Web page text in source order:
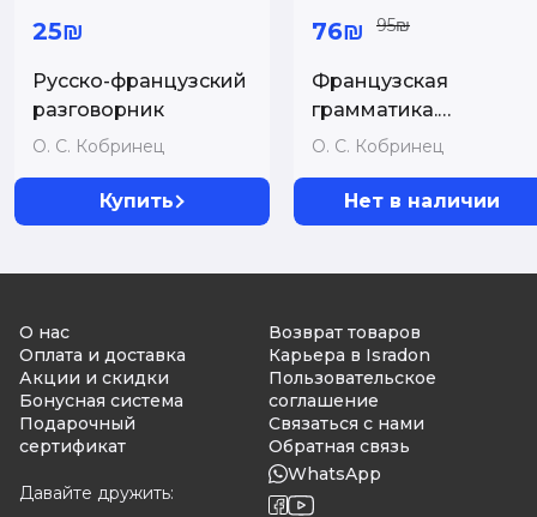
25₪
Русско-французский
разговорник
О. С. Кобринец
Купить
76₪ 95₪
Французская
грамматика.
Упражнения для
красной карточкой
О. С. Кобринец
Нет в наличии
О нас
Оплата и доставка
Акции и скидки
Бонусная система
Подарочный
сертификат
Давайте дружить:
Возврат товаров
Карьера в Isradon
Пользовательское
соглашение
Связаться с нами
Обратная связь
WhatsApp